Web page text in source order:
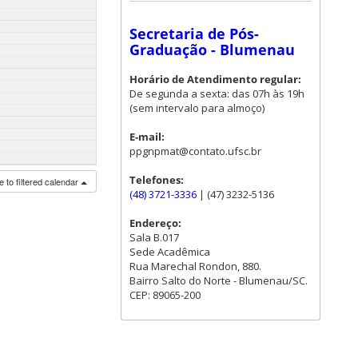
to filtered calendar
Secretaria de Pós-
Graduação - Blumenau
Horário de Atendimento regular:
De segunda a sexta: das 07h às 19h
(sem intervalo para almoço)
E-mail:
ppgnpmat@contato.ufsc.br
Telefones:
(48) 3721-3336 | (47) 3232-5136
Endereço:
Sala B.017
Sede Acadêmica
Rua Marechal Rondon, 880.
Bairro Salto do Norte - Blumenau/SC.
CEP: 89065-200